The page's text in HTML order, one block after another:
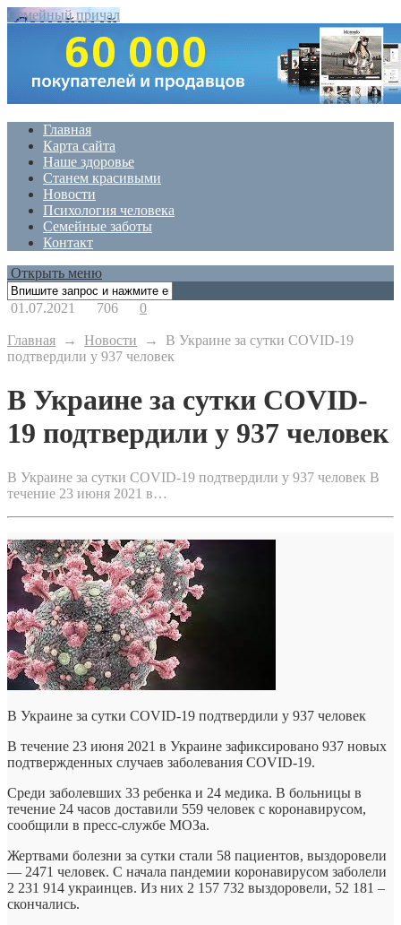
Семейный причал
Главная
Карта сайта
Наше здоровье
Станем красивыми
Новости
Психология человека
Семейные заботы
Контакт
Открыть меню
01.07.2021 706 0
Главная → Новости → В Украине за сутки COVID-19
подтвердили у 937 человек
В Украине за сутки COVID-
19 подтвердили у 937 человек
В Украине за сутки COVID-19 подтвердили у 937 человек В
течение 23 июня 2021 в…
В Украине за сутки COVID-19 подтвердили у 937 человек
В течение 23 июня 2021 в Украине зафиксировано 937 новых
подтвержденных случаев заболевания COVID-19.
Среди заболевших 33 ребенка и 24 медика. В больницы в
течение 24 часов доставили 559 человек с коронавирусом,
сообщили в пресс-службе МОЗа.
Жертвами болезни за сутки стали 58 пациентов, выздоровели
— 2471 человек. С начала пандемии коронавирусом заболели
2 231 914 украинцев. Из них 2 157 732 выздоровели, 52 181 –
скончались.